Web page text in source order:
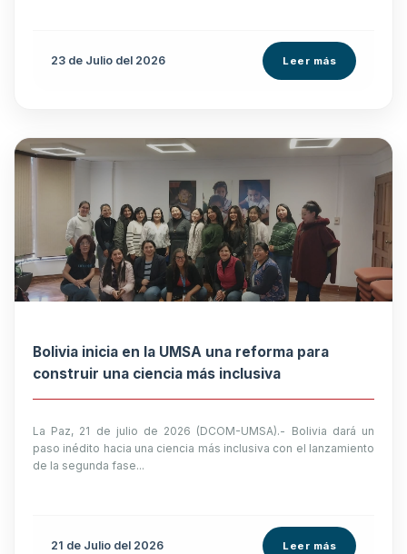
23 de Julio del 2026 Leer más
Bolivia inicia en la UMSA una reforma para
construir una ciencia más inclusiva
La Paz, 21 de julio de 2026 (DCOM-UMSA).- Bolivia dará un
paso inédito hacia una ciencia más inclusiva con el lanzamiento
de la segunda fase...
21 de Julio del 2026 Leer más